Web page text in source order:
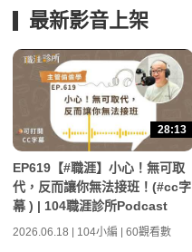
最新影音上架
28:13
EP619【#職涯】小心！無可取
代，反而讓你無法接班！(#cc字
幕 ) | 104職涯診所Podcast
2026.06.18 | 104小編 | 60觀看數